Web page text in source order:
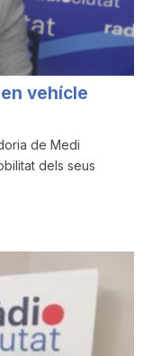
vehícle
de Medi
dels seus